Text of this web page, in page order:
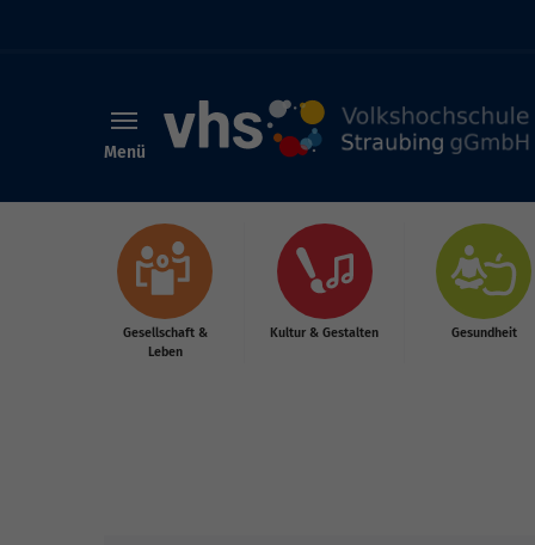
Menü
Gesellschaft &
Leben
Kultur & Gestalten Gesundheit